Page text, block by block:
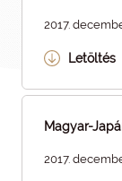
2017.
Letöltés
Magyar-
2017.